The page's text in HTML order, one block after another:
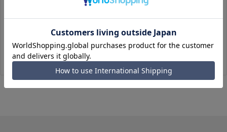
※購入履歴の確認、領収書の発行、キャンセル手続きはご利用
いただけません。